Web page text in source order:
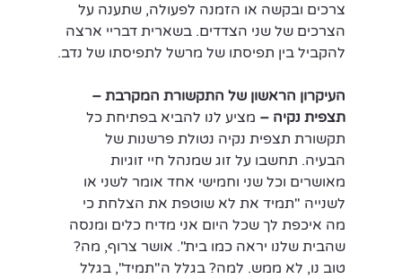
צרכים ובקשה או הזמנה לפעולה, שתענה על
הצרכים של שני הצדדים. בשארית דבריי ארצה
להקביל בין תפיסתו של מרשל לתפיסתו של נדב.
העיקרון הראשון של התקשורת המקרבת –
תצפית נקיה – מציע לנו להביא בפתיחת כל
תקשורת תצפית נקיה נטולת פרשנות של
הבעיה. תחשבו על זוג שמנהל חיי זוגיות
מאושרים וכל שני וחמישי אחד אומר לשני או
לשנייה "תמיד את לא שוטפת את הצלחת כי
מה איכפת לך שכל היום אני מדיח כלים ומנסה
שהבית שלנו יראה כמו בית". אושר צרוף, מה?
טוב נו, לא ממש. למה? בגלל ה"תמיד", בגלל